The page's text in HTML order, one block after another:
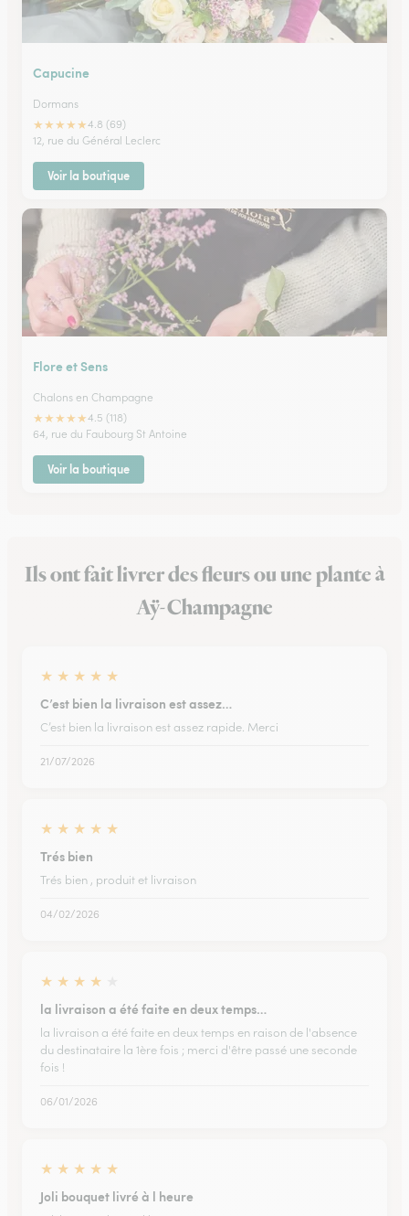
Capucine
Dormans
★★★★★4.8 (69)
12, rue du Général Leclerc
Voir la boutique
Flore et Sens
Chalons en Champagne
★★★★★4.5 (118)
64, rue du Faubourg St Antoine
Voir la boutique
Ils ont fait livrer des fleurs ou une plante à
Aÿ-Champagne
★ ★ ★ ★ ★
C’est bien la livraison est assez…
C’est bien la livraison est assez rapide. Merci
21/07/2026
★ ★ ★ ★ ★
Trés bien
Trés bien , produit et livraison
04/02/2026
★ ★ ★ ★
la livraison a été faite en deux temps…
la livraison a été faite en deux temps en raison de l'absence
du destinataire la 1ère fois ; merci d'être passé une seconde
fois !
06/01/2026
★ ★ ★ ★ ★
Joli bouquet livré à l heure